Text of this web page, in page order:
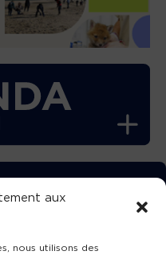
aux
nous utilisons des
TVBA !